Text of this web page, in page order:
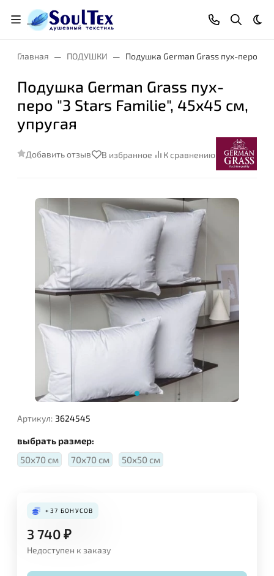
Главная ПОДУШКИ Подушка German Grass пух-перо "3
Подушка German Grass пух-
перо "3 Stars Familie", 45x45 см,
упругая
Добавить отзыв В избранное К сравнению
Артикул: 3624545
выбрать размер:
50х70 см
70х70 см 50х50 см
+37 БОНУСОВ
3 740₽
Недоступен к заказу
Высота:
особенности:
Поза для сна: